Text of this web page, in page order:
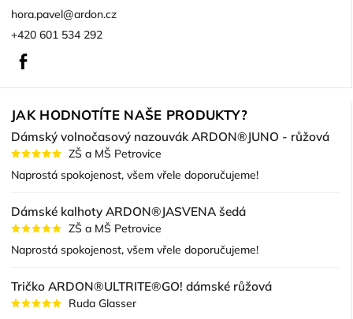
hora.pavel@ardon.cz
+420 601 534 292
JAK HODNOTÍTE NAŠE PRODUKTY?
Dámský volnočasový nazouvák ARDON®JUNO - růžová
ZŠ a MŠ Petrovice
Naprostá spokojenost, všem vřele doporučujeme!
Dámské kalhoty ARDON®JASVENA šedá
ZŠ a MŠ Petrovice
Naprostá spokojenost, všem vřele doporučujeme!
Tričko ARDON®ULTRITE®GO! dámské růžová
Ruda Glasser